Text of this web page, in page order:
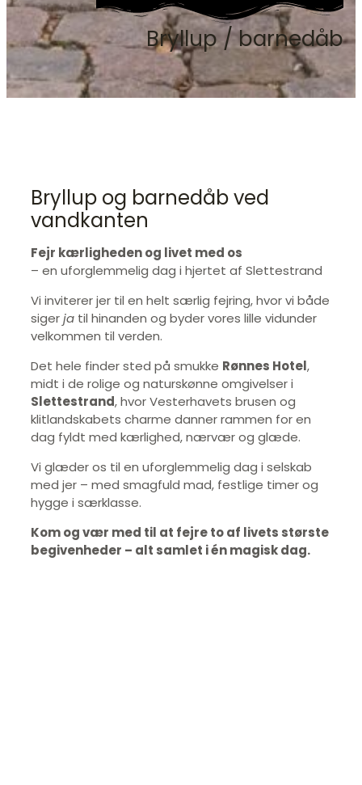
Bryllup / barnedåb
Bryllup og barnedåb ved
vandkanten
Fejr kærligheden og livet med os
– en uforglemmelig dag i hjertet af Slettestrand
Vi inviterer jer til en helt særlig fejring, hvor vi både
sigerja til hinanden og byder vores lille vidunder
velkommen til verden.
Det hele finder sted på smukke Rønnes Hotel,
midt i de rolige og naturskønne omgivelser i
Slettestrand, hvor Vesterhavets brusen og
klitlandskabets charme danner rammen for en
dag fyldt med kærlighed, nærvær og glæde.
Vi glæder os til en uforglemmelig dag i selskab
med jer – med smagfuld mad, festlige timer og
hygge i særklasse.
Kom og vær med til at fejre to af livets største
begivenheder – alt samlet i én magisk dag.